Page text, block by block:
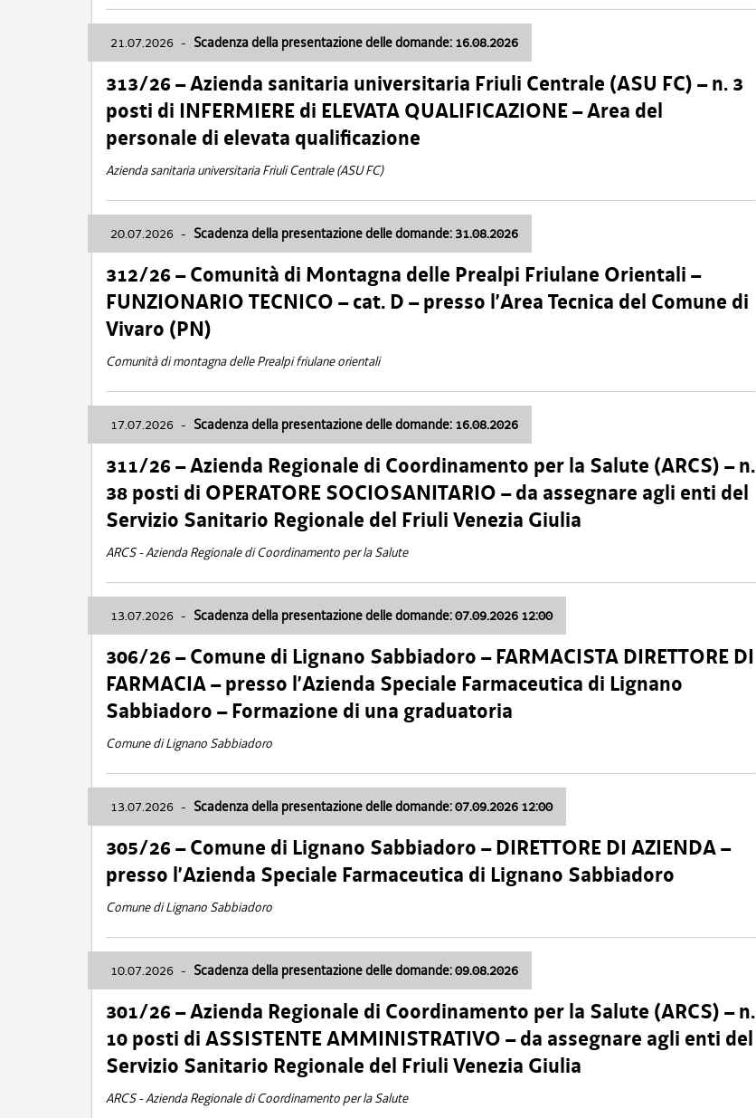
21.07.2026 - Scadenza della presentazione delle domande: 16.08.2026
313/26 – Azienda sanitaria universitaria Friuli Centrale (ASU FC) – n. 3
posti di INFERMIERE di ELEVATA QUALIFICAZIONE – Area del
personale di elevata qualificazione
Azienda sanitaria universitaria Friuli Centrale (ASU FC)
20.07.2026 - Scadenza della presentazione delle domande: 31.08.2026
312/26 – Comunità di Montagna delle Prealpi Friulane Orientali –
FUNZIONARIO TECNICO – cat. D – presso l’Area Tecnica del Comune di
Vivaro (PN)
Comunità di montagna delle Prealpi friulane orientali
17.07.2026 - Scadenza della presentazione delle domande: 16.08.2026
311/26 – Azienda Regionale di Coordinamento per la Salute (ARCS) – n.
38 posti di OPERATORE SOCIOSANITARIO – da assegnare agli enti del
Servizio Sanitario Regionale del Friuli Venezia Giulia
ARCS - Azienda Regionale di Coordinamento per la Salute
13.07.2026 - Scadenza della presentazione delle domande: 07.09.2026 12:00
306/26 – Comune di Lignano Sabbiadoro – FARMACISTA DIRETTORE DI
FARMACIA – presso l’Azienda Speciale Farmaceutica di Lignano
Sabbiadoro – Formazione di una graduatoria
Comune di Lignano Sabbiadoro
13.07.2026 - Scadenza della presentazione delle domande: 07.09.2026 12:00
305/26 – Comune di Lignano Sabbiadoro – DIRETTORE DI AZIENDA –
presso l’Azienda Speciale Farmaceutica di Lignano Sabbiadoro
Comune di Lignano Sabbiadoro
10.07.2026 - Scadenza della presentazione delle domande: 09.08.2026
301/26 – Azienda Regionale di Coordinamento per la Salute (ARCS) – n.
10 posti di ASSISTENTE AMMINISTRATIVO – da assegnare agli enti del
Servizio Sanitario Regionale del Friuli Venezia Giulia
ARCS - Azienda Regionale di Coordinamento per la Salute